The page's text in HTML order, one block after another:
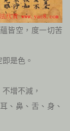
皆空，度一切苦
是色。
增不減，
、鼻、舌、身、